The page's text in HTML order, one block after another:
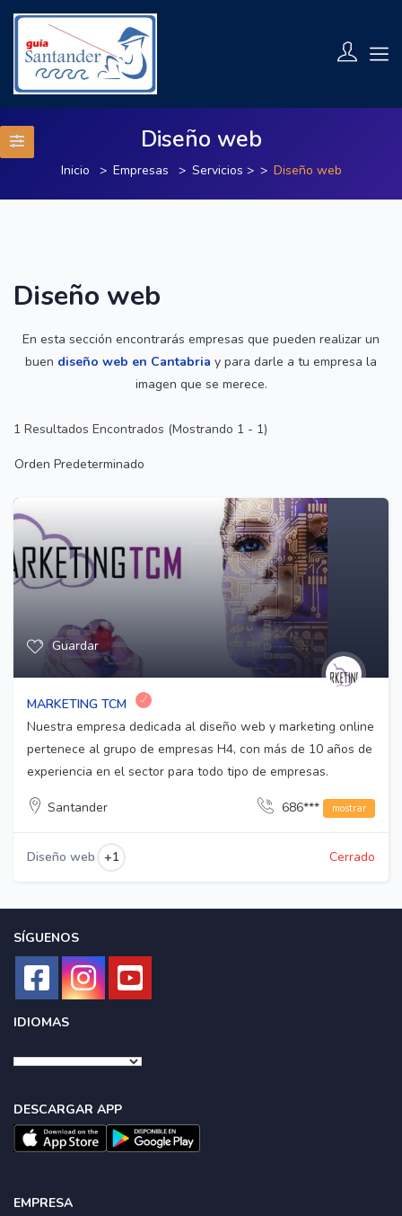
Diseño web
Inicio Empresas Servicios > Diseño web
Diseño web
En esta sección encontrarás empresas que pueden realizar un
buen diseño web en Cantabria y para darle a tu empresa la
imagen que se merece.
1 Resultados Encontrados (Mostrando 1 - 1)
Orden Predeterminado
Guardar
MARKETING TCM
Nuestra empresa dedicada al diseño web y marketing online
pertenece al grupo de empresas H4, con más de 10 años de
experiencia en el sector para todo tipo de empresas.
Santander 686*** mostrar
Diseño web +1 Cerrado
SÍGUENOS
IDIOMAS
DESCARGAR APP
EMPRESA